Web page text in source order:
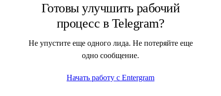
Готовы улучшить рабочий
процесс в Telegram?
Не упустите еще одного лида. Не потеряйте еще
одно сообщение.
Начать работу с Entergram